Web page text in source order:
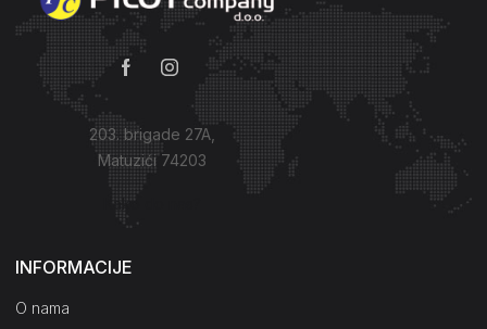
203. brigade 27A,
Matuzići 74203
Kako do nas?
INFORMACIJE
O nama